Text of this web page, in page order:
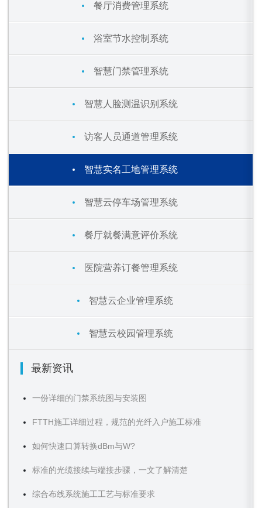
餐厅消费管理系统
浴室节水控制系统
智慧门禁管理系统
智慧人脸测温识别系统
访客人员通道管理系统
智慧实名工地管理系统
智慧云停车场管理系统
餐厅就餐满意评价系统
医院营养订餐管理系统
智慧云企业管理系统
智慧云校园管理系统
最新资讯
一份详细的门禁系统图与安装图
FTTH施工详细过程，规范的光纤入户施工标准
如何快速口算转换dBm与W?
标准的光缆接续与端接步骤，一文了解清楚
综合布线系统施工工艺与标准要求